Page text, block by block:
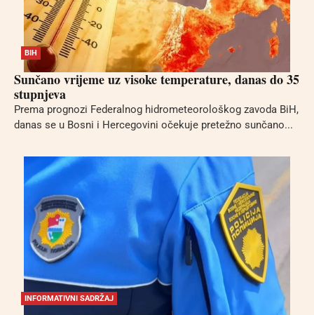
BIH
Sunčano vrijeme uz visoke temperature, danas do 35
stupnjeva
Prema prognozi Federalnog hidrometeorološkog zavoda BiH,
danas se u Bosni i Hercegovini očekuje pretežno sunčano...
INFORMATIVNI SADRŽAJ